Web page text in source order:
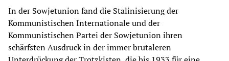
In der Sowjetunion fand die Stalinisierung der
Kommunistischen Internationale und der
Kommunistischen Partei der Sowjetunion ihren
schärfsten Ausdruck in der immer brutaleren